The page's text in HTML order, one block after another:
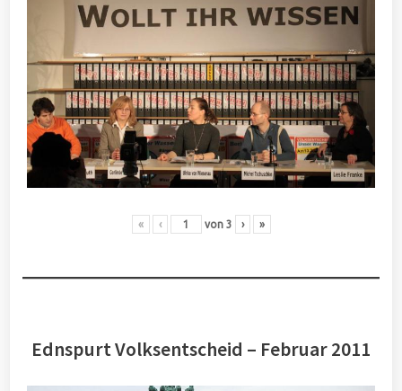
« ‹ von 3 › »
Ednspurt Volksentscheid – Februar 2011